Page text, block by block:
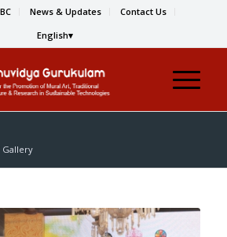
News & Updates
Contact Us
English
Gallery